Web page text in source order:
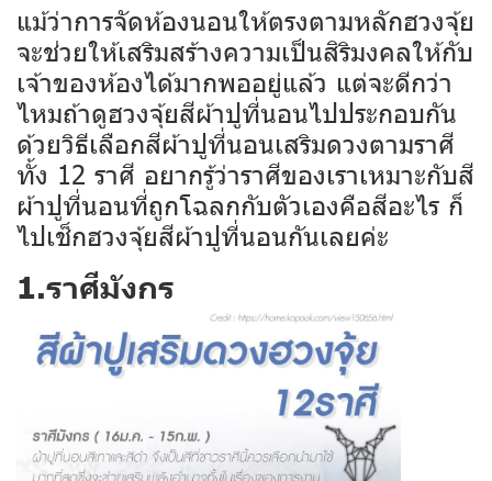
แม้ว่าการจัดห้องนอนให้ตรงตามหลักฮวงจุ้ย
จะช่วยให้เสริมสร้างความเป็นสิริมงคลให้กับ
เจ้าของห้องได้มากพออยู่แล้ว แต่จะดีกว่า
ไหมถ้าดูฮวงจุ้ยสีผ้าปูที่นอนไปประกอบกัน
ด้วยวิธีเลือกสีผ้าปูที่นอนเสริมดวงตามราศี
ทั้ง 12 ราศี อยากรู้ว่าราศีของเราเหมาะกับสี
ผ้าปูที่นอนที่ถูกโฉลกกับตัวเองคือสีอะไร ก็
ไปเช็กฮวงจุ้ยสีผ้าปูที่นอนกันเลยค่ะ
1.ราศีมังกร